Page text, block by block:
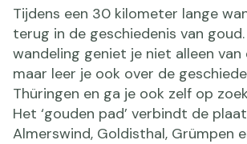
Tijdens een 30 kilometer lange
terug in de geschiedenis van
wandeling geniet je niet alleen van
maar leer je ook over de
Thüringen en ga je ook zelf op
Het ‘gouden pad’ verbindt de
Almerswind, Goldisthal, Grümpen